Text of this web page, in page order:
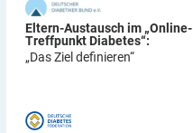
Eltern-Austausch im „Online-
Treffpunkt Diabetes“:
„Das Ziel definieren“